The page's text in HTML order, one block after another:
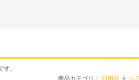
。
商品カテゴリ： 日用品 > ヘ